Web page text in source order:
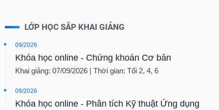
LỚP HỌC SẮP KHAI GIẢNG
09/2026
Khóa học online - Chứng khoán Cơ bản
Khai giảng: 07/09/2026 | Thời gian: Tối 2, 4, 6
09/2026
Khóa học online - Phân tích Kỹ thuật Ứng dụng